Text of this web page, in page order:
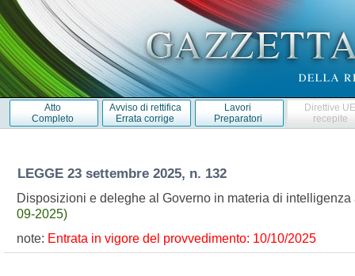
Atto
Completo
Avviso di rettifica
Errata corrige
Lavori
Preparatori
Direttive
recepite
LEGGE 23 settembre 2025, n. 132
Disposizioni e deleghe al Governo in materia di
09-2025)
note: Entrata in vigore del provvedimento: 10/10/2025